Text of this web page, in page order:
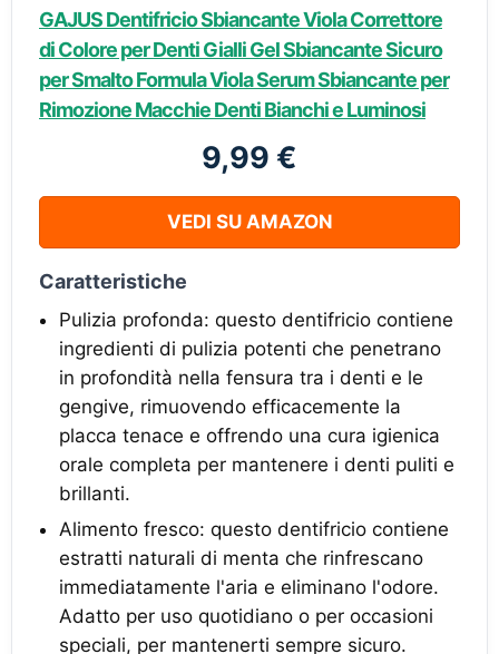
GAJUS Dentifricio Sbiancante Viola Correttore
di Colore per Denti Gialli Gel Sbiancante Sicuro
per Smalto Formula Viola Serum Sbiancante per
Rimozione Macchie Denti Bianchi e Luminosi
9,99 €
VEDI SU AMAZON
Caratteristiche
Pulizia profonda: questo dentifricio contiene
ingredienti di pulizia potenti che penetrano
in profondità nella fensura tra i denti e le
gengive, rimuovendo efficacemente la
placca tenace e offrendo una cura igienica
orale completa per mantenere i denti puliti e
brillanti.
Alimento fresco: questo dentifricio contiene
estratti naturali di menta che rinfrescano
immediatamente l'aria e eliminano l'odore.
Adatto per uso quotidiano o per occasioni
speciali, per mantenerti sempre sicuro.